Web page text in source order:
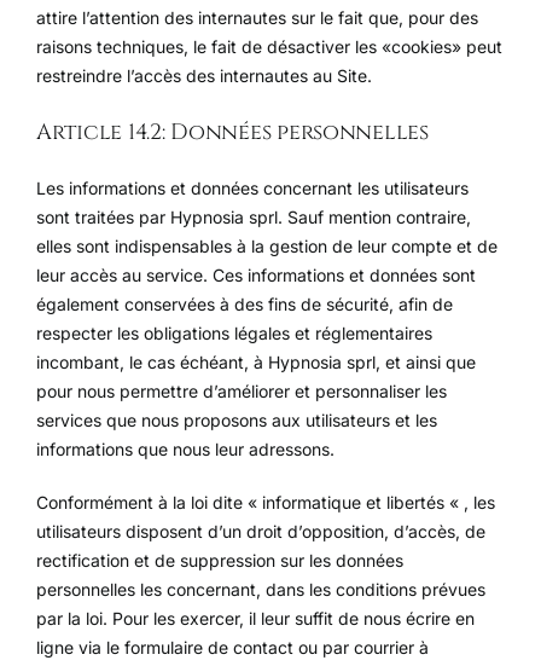
attire l’attention des internautes sur le fait que, pour des
raisons techniques, le fait de désactiver les «cookies» peut
restreindre l’accès des internautes au Site.
Article 14.2: Données personnelles
Les informations et données concernant les utilisateurs
sont traitées par Hypnosia sprl. Sauf mention contraire,
elles sont indispensables à la gestion de leur compte et de
leur accès au service. Ces informations et données sont
également conservées à des fins de sécurité, afin de
respecter les obligations légales et réglementaires
incombant, le cas échéant, à Hypnosia sprl, et ainsi que
pour nous permettre d’améliorer et personnaliser les
services que nous proposons aux utilisateurs et les
informations que nous leur adressons.
Conformément à la loi dite « informatique et libertés « , les
utilisateurs disposent d’un droit d’opposition, d’accès, de
rectification et de suppression sur les données
personnelles les concernant, dans les conditions prévues
par la loi. Pour les exercer, il leur suffit de nous écrire en
ligne via le formulaire de contact ou par courrier à